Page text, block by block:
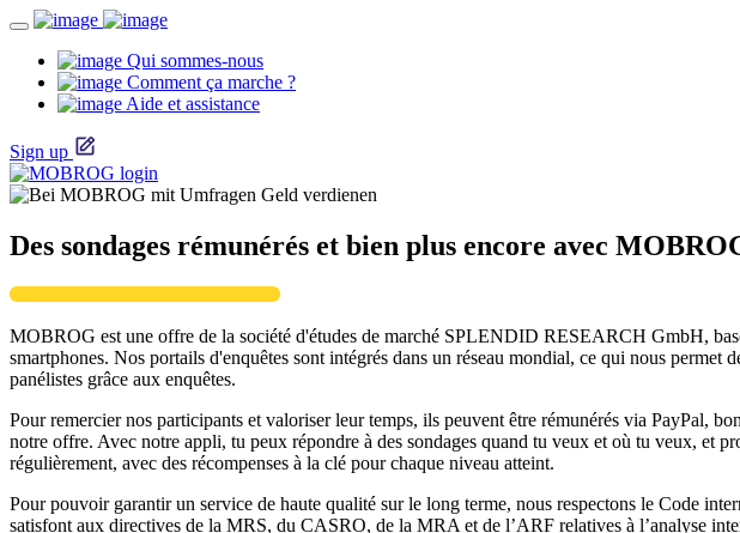
Qui sommes-nous
Comment ça marche ?
Aide et assistance
Sign up
Des sondages rémunérés et bien plus encore avec
MOBROG est une offre de la société d'études de marché SPLENDID RESEARCH GmbH,
smartphones. Nos portails d'enquêtes sont intégrés dans un réseau mondial, ce qui nous permet
panélistes grâce aux enquêtes.
Pour remercier nos participants et valoriser leur temps, ils peuvent être rémunérés via PayPal,
notre offre. Avec notre appli, tu peux répondre à des sondages quand tu veux et où tu veux,
régulièrement, avec des récompenses à la clé pour chaque niveau atteint.
Pour pouvoir garantir un service de haute qualité sur le long terme, nous respectons le Code
satisfont aux directives de la MRS, du CASRO, de la MRA et de l’ARF relatives à l’analyse